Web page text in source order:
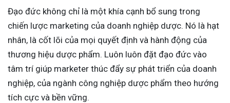
Đạo đức không chỉ là một khía cạnh bổ sung trong
chiến lược marketing của doanh nghiệp dược. Nó là hạt
nhân, là cốt lõi của mọi quyết định và hành động của
thương hiệu dược phẩm. Luôn luôn đặt đạo đức vào
tâm trí giúp marketer thúc đẩy sự phát triển của doanh
nghiệp, của ngành công nghiệp dược phẩm theo hướng
tích cực và bền vững.